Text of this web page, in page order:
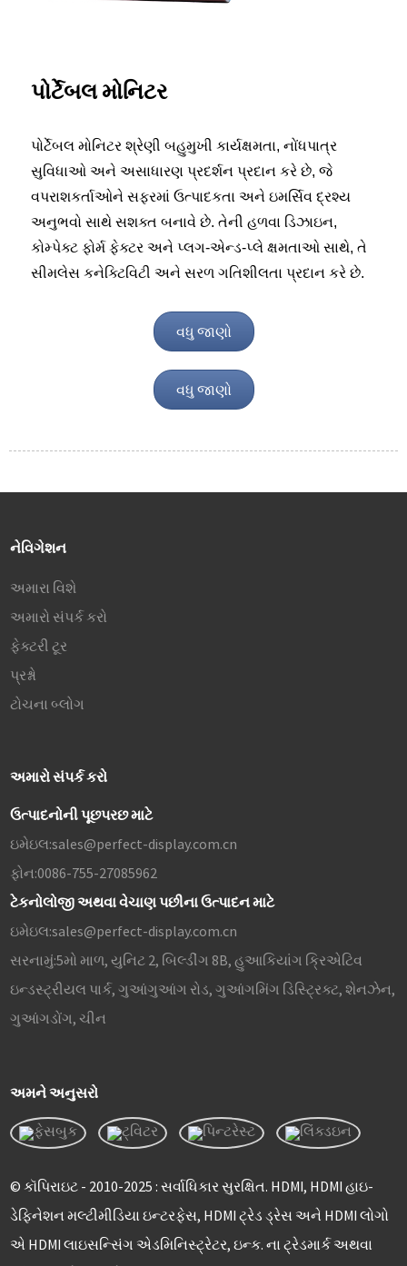
પોર્ટેબલ મોનિટર
પોર્ટેબલ મોનિટર શ્રેણી બહુમુખી કાર્યક્ષમતા, નોંધપાત્ર
સુવિધાઓ અને અસાધારણ પ્રદર્શન પ્રદાન કરે છે, જે
વપરાશકર્તાઓને સફરમાં ઉત્પાદકતા અને ઇમર્સિવ દ્રશ્ય
અનુભવો સાથે સશક્ત બનાવે છે. તેની હળવા ડિઝાઇન,
કોમ્પેક્ટ ફોર્મ ફેક્ટર અને પ્લગ-એન્ડ-પ્લે ક્ષમતાઓ સાથે, તે
સીમલેસ કનેક્ટિવિટી અને સરળ ગતિશીલતા પ્રદાન કરે છે.
વધુ જાણો
વધુ જાણો
નેવિગેશન
અમારા વિશે
અમારો સંપર્ક કરો
ફેક્ટરી ટૂર
પ્રશ્નો
ટોચના બ્લોગ
અમારો સંપર્ક કરો
ઉત્પાદનોની પૂછપરછ માટે
ઇમેઇલ:sales@perfect-display.com.cn
ફોન:0086-755-27085962
ટેકનોલોજી અથવા વેચાણ પછીના ઉત્પાદન માટે
ઇમેઇલ:sales@perfect-display.com.cn
સરનામું:5મો માળ, યુનિટ 2, બિલ્ડીંગ 8B, હુઆકિયાંગ ક્રિએટિવ
ઇન્ડસ્ટ્રીયલ પાર્ક, ગુઆંગુઆંગ રોડ, ગુઆંગમિંગ ડિસ્ટ્રિક્ટ, શેનઝેન,
ગુઆંગડોંગ, ચીન
અમને અનુસરો
© કૉપિરાઇટ - 2010-2025 : સર્વાધિકાર સુરક્ષિત. HDMI, HDMI હાઇ-
ડેફિનેશન મલ્ટીમીડિયા ઇન્ટરફેસ, HDMI ટ્રેડ ડ્રેસ અને HDMI લોગો
એ HDMI લાઇસન્સિંગ એડમિનિસ્ટ્રેટર, ઇન્ક. ના ટ્રેડમાર્ક અથવા